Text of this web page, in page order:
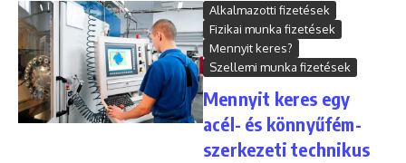
Alkalmazotti fizetések
Fizikai munka fizetések
Mennyit keres?
Szellemi munka fizetések
Mennyit keres egy
acél- és könnyűfém-
szerkezeti technikus